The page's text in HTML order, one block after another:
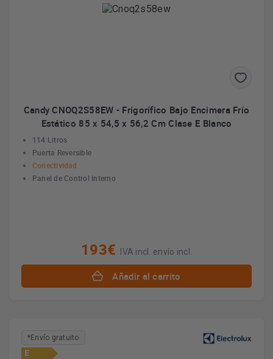
Candy CNOQ2S58EW - Frigorífico Bajo Encimera Frío
Estático 85 x 54,5 x 56,2 Cm Clase E Blanco
114 Litros
Puerta Reversible
Conectividad
Panel de Control Interno
193€ IVA incl. envío incl.
Añadir al carrito
*Envío gratuito
E